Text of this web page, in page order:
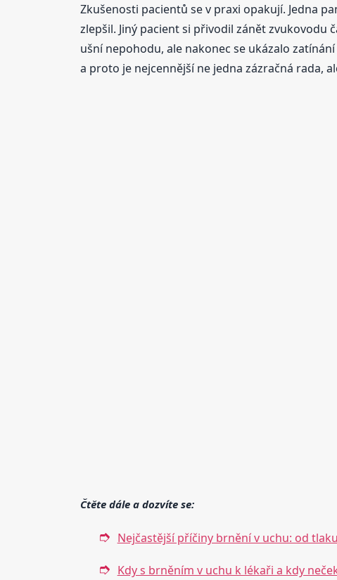
Zkušenosti pacientů se v praxi opakují. Jedna
zlepšil. Jiný pacient si přivodil zánět zvukovodu
ušní nepohodu, ale nakonec se ukázalo
a proto je nejcennější ne jedna zázračná rada,
Čtěte dále a dozvíte se:
Nejčastější příčiny brnění v uchu: od
Kdy s brněním v uchu k lékaři a kdy